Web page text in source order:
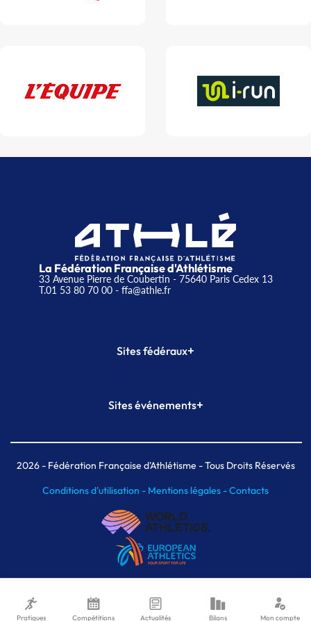
La Fédération Française d'Athlétisme
33 Avenue Pierre de Coubertin - 75640 Paris Cedex 13
T.01 53 80 70 00- ffa@athle.fr
Sites fédéraux+
Plateforme Formation
Sites événements+
Meeting de Paris indoor
MAIF Ekiden de Paris
2026- Fédération Française d'Athlétisme - Tous Droits Réservés
Conditions d'utilisation - Mentions légales -Contacts
Pratiques Compétitions Actualités Bilans Mon compte